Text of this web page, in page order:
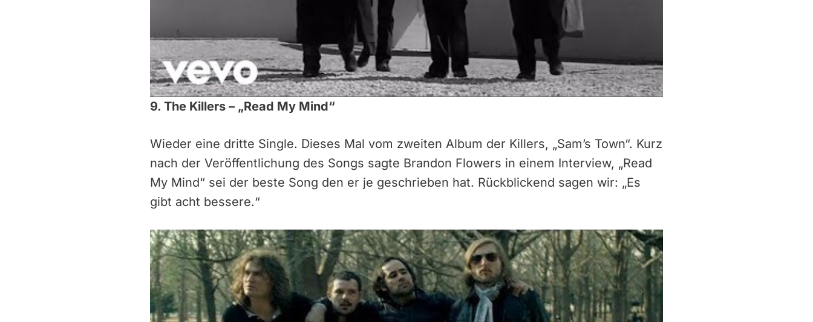
9. The Killers – „Read My Mind“
Wieder eine dritte Single. Dieses Mal vom zweiten Album der Killers, „Sam’s Town“. Kurz
nach der Veröffentlichung des Songs sagte Brandon Flowers in einem Interview, „Read
My Mind“ sei der beste Song den er je geschrieben hat. Rückblickend sagen wir: „Es
gibt acht bessere.“